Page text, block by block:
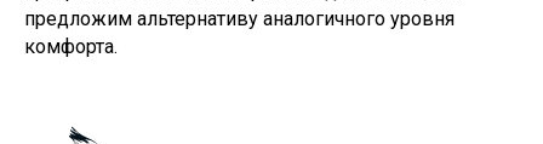
предложим альтернативу аналогичного уровня
комфорта.